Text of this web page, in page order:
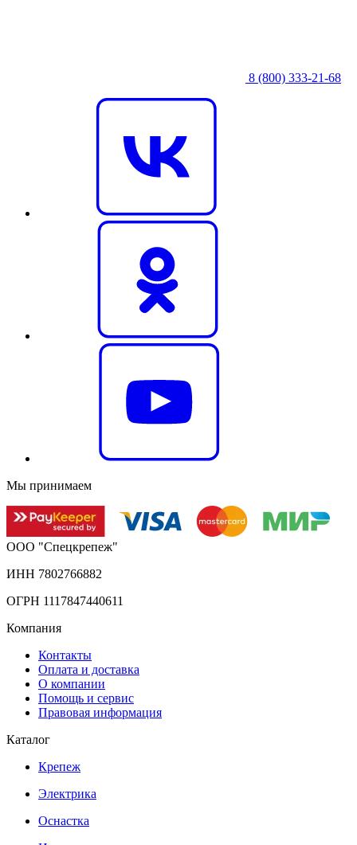
8 (800) 333‑21-68
Мы принимаем
ООО "Спецкрепеж"
ИНН 7802766882
ОГРН 1117847440611
Компания
Контакты
Оплата и доставка
О компании
Помощь и сервис
Правовая информация
Каталог
Крепеж
Электрика
Оснастка